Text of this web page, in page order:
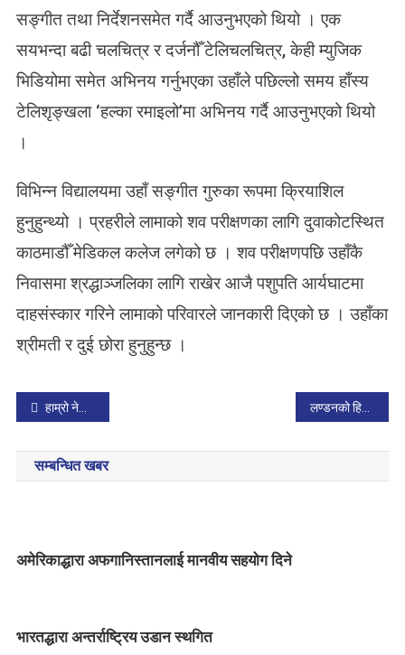
सङ्गीत तथा निर्देशनसमेत गर्दै आउनुभएको थियो । एक
सयभन्दा बढी चलचित्र र दर्जनौँ टेलिचलचित्र, केही म्युजिक
भिडियोमा समेत अभिनय गर्नुभएका उहाँले पछिल्लो समय हाँस्य
टेलिशृङ्खला ‘हल्का रमाइलो’मा अभिनय गर्दै आउनुभएको थियो
।
विभिन्न विद्यालयमा उहाँ सङ्गीत गुरुका रूपमा क्रियाशिल
हुनुहुन्थ्यो । प्रहरीले लामाको शव परीक्षणका लागि दुवाकोटस्थित
काठमाडौँ मेडिकल कलेज लगेको छ । शव परीक्षणपछि उहाँकै
निवासमा श्रद्धाञ्जलिका लागि राखेर आजै पशुपति आर्यघाटमा
दाहसंस्कार गरिने लामाको परिवारले जानकारी दिएको छ । उहाँका
श्रीमती र दुई छोरा हुनुहुन्छ ।
P
o
s
n
हाम्रो नेपाली सेना : निकुञ्ज सुरक्षादेखि हिमाल सफाईसम्म
सम्बन्धित खबर
अमेरिकाद्धारा अफगानिस्तानलाई मानवीय सहयोग दिने
भारतद्धारा अन्तर्राष्ट्रिय उडान स्थगित